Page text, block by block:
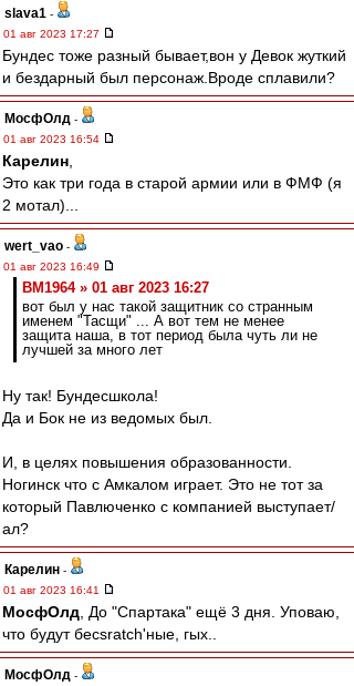
slava1 -
01 авг 2023 17:27
Бундес тоже разный бывает,вон у Девок жуткий
и бездарный был персонаж.Вроде сплавили?
МосфОлд -
01 авг 2023 16:54
Карелин
Это как три года в старой армии или в ФМФ (я
2 мотал)...
wert_vao -
01 авг 2023 16:49
BM1964 » 01 авг 2023 16:27
вот был у нас такой защитник со странным
именем "Тасщи" ... А вот тем не менее
защита наша, в тот период была чуть ли не
лучшей за много лет
Ну так! Бундесшкола!
Да и Бок не из ведомых был.
И, в целях повышения образованности.
Ногинск что с Амкалом играет. Это не тот за
который Павлюченко с компанией выступает/
ал?
Карелин -
01 авг 2023 16:41
МосфОлд , До "Спартака" ещё 3 дня. Уповаю,
что будут бесsratch'ные, гых..
МосфОлд -